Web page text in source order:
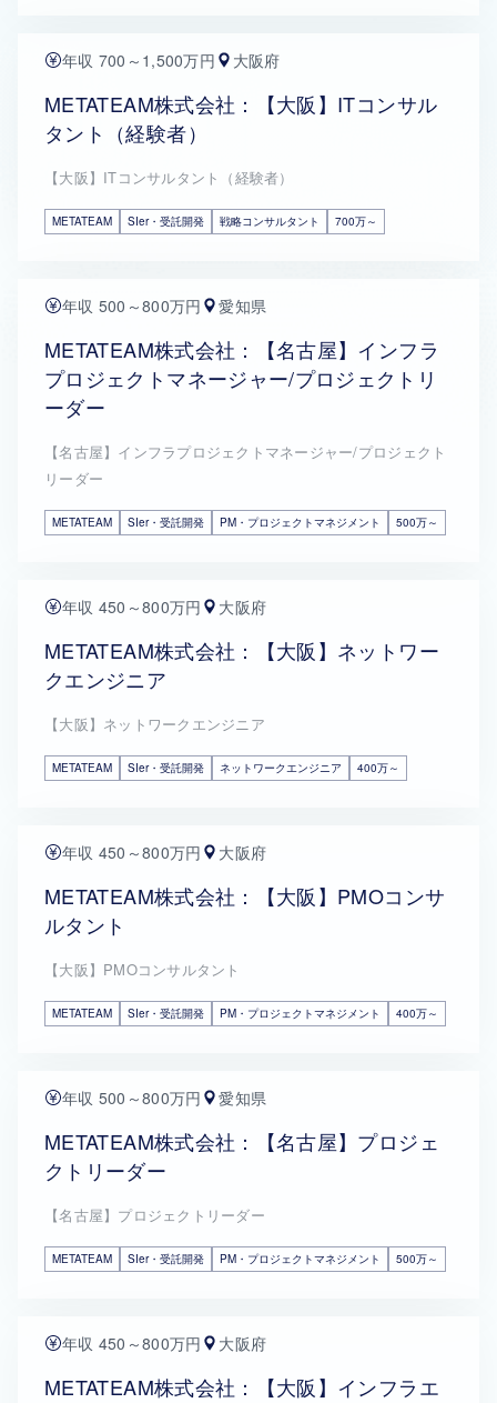
年収 700～1,500万円 大阪府
METATEAM株式会社：【大阪】ITコンサル
タント（経験者）
【大阪】ITコンサルタント（経験者）
METATEAM SIer・受託開発 戦略コンサルタント 700万～
年収 500～800万円 愛知県
METATEAM株式会社：【名古屋】インフラ
プロジェクトマネージャー/プロジェクトリ
ーダー
【名古屋】インフラプロジェクトマネージャー/プロジェクト
リーダー
METATEAM SIer・受託開発 PM・プロジェクトマネジメント 500万～
年収 450～800万円 大阪府
METATEAM株式会社：【大阪】ネットワー
クエンジニア
【大阪】ネットワークエンジニア
METATEAM SIer・受託開発 ネットワークエンジニア 400万～
年収 450～800万円 大阪府
METATEAM株式会社：【大阪】PMOコンサ
ルタント
【大阪】PMOコンサルタント
METATEAM SIer・受託開発 PM・プロジェクトマネジメント 400万～
年収 500～800万円 愛知県
METATEAM株式会社：【名古屋】プロジェ
クトリーダー
【名古屋】プロジェクトリーダー
METATEAM SIer・受託開発 PM・プロジェクトマネジメント 500万～
年収 450～800万円 大阪府
METATEAM株式会社：【大阪】インフラエ